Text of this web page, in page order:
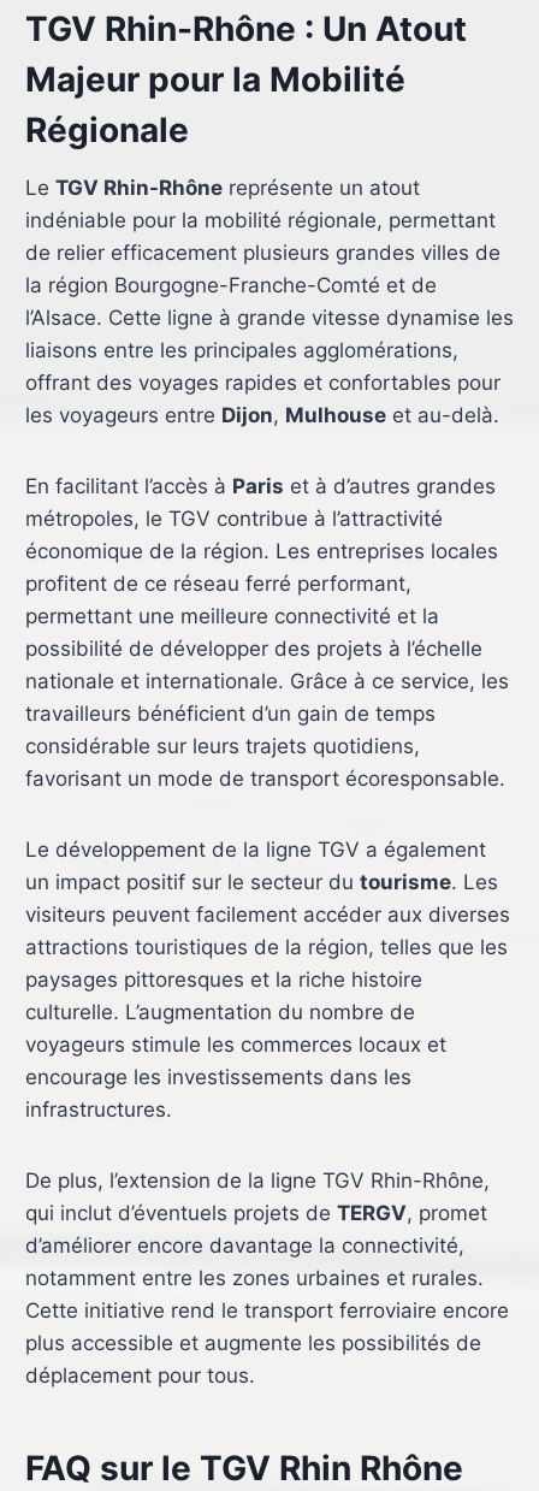
TGV Rhin-Rhône : Un Atout
Majeur pour la Mobilité
Régionale
Le TGV Rhin-Rhônereprésente un atout
indéniable pour la mobilité régionale, permettant
de relier efficacement plusieurs grandes villes de
la région Bourgogne-Franche-Comté et de
l’Alsace. Cette ligne à grande vitesse dynamise les
liaisons entre les principales agglomérations,
offrant des voyages rapides et confortables pour
les voyageurs entre Dijon, Mulhouseet au-delà.
En facilitant l’accès à Paris et à d’autres grandes
métropoles, le TGV contribue à l’attractivité
économique de la région. Les entreprises locales
profitent de ce réseau ferré performant,
permettant une meilleure connectivité et la
possibilité de développer des projets à l’échelle
nationale et internationale. Grâce à ce service, les
travailleurs bénéficient d’un gain de temps
considérable sur leurs trajets quotidiens,
favorisant un mode de transport écoresponsable.
Le développement de la ligne TGV a également
un impact positif sur le secteur du tourisme. Les
visiteurs peuvent facilement accéder aux diverses
attractions touristiques de la région, telles que les
paysages pittoresques et la riche histoire
culturelle. L’augmentation du nombre de
voyageurs stimule les commerces locaux et
encourage les investissements dans les
infrastructures.
De plus, l’extension de la ligne TGV Rhin-Rhône,
qui inclut d’éventuels projets de TERGV, promet
d’améliorer encore davantage la connectivité,
notamment entre les zones urbaines et rurales.
Cette initiative rend le transport ferroviaire encore
plus accessible et augmente les possibilités de
déplacement pour tous.
FAQ sur le TGV Rhin Rhône